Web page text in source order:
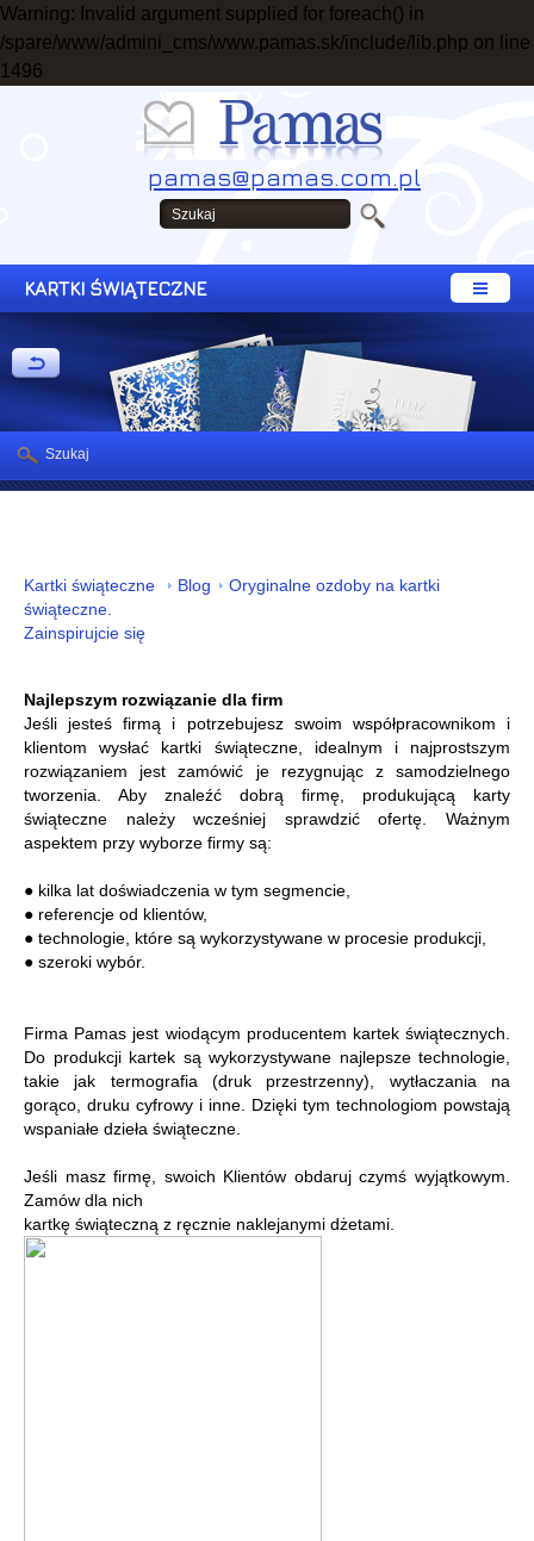
Warning: Invalid argument supplied for foreach() in
/spare/www/admini_cms/www.pamas.sk/include/lib.php on line
1496
pamas@pamas.com.pl
KARTKI ŚWIĄTECZNE
Kartki świąteczne Blog
Oryginalne ozdoby na kartki
świąteczne.
Zainspirujcie się
Najlepszym rozwiązanie dla firm
Jeśli jesteś firmą i potrzebujesz swoim współpracownikom i
klientom wysłać kartki świąteczne, idealnym i najprostszym
rozwiązaniem jest zamówić je rezygnując z samodzielnego
tworzenia. Aby znaleźć dobrą firmę, produkującą karty
świąteczne należy wcześniej sprawdzić ofertę. Ważnym
aspektem przy wyborze firmy są:
● kilka lat doświadczenia w tym segmencie,
● referencje od klientów,
● technologie, które są wykorzystywane w procesie produkcji,
● szeroki wybór.
Firma Pamas jest wiodącym producentem kartek świątecznych.
Do produkcji kartek są wykorzystywane najlepsze technologie,
takie jak termografia (druk przestrzenny), wytłaczania na
gorąco, druku cyfrowy i inne. Dzięki tym technologiom powstają
wspaniałe dzieła świąteczne.
Jeśli masz firmę, swoich Klientów obdaruj czymś wyjątkowym.
Zamów dla nich
kartkę świąteczną z ręcznie naklejanymi dżetami.
Szukaj